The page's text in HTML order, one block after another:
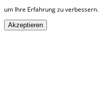
um Ihre Erfahrung zu verbessern.
Akzeptieren